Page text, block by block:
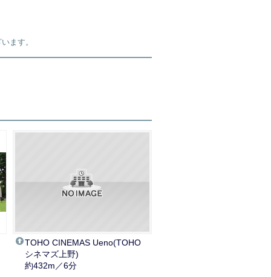
ます。
TOHO CINEMAS Ueno(TOHO
シネマズ上野)
約432m／6分